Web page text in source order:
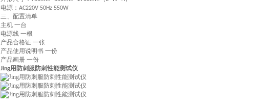
电源： AC220V 50Hz 550W
三、配置清单
主机 一台
电源线 一根
产品合格证 一张
产品使用说明书 一份
产品画册 一份
Jing用防刺服防刺性能测试仪